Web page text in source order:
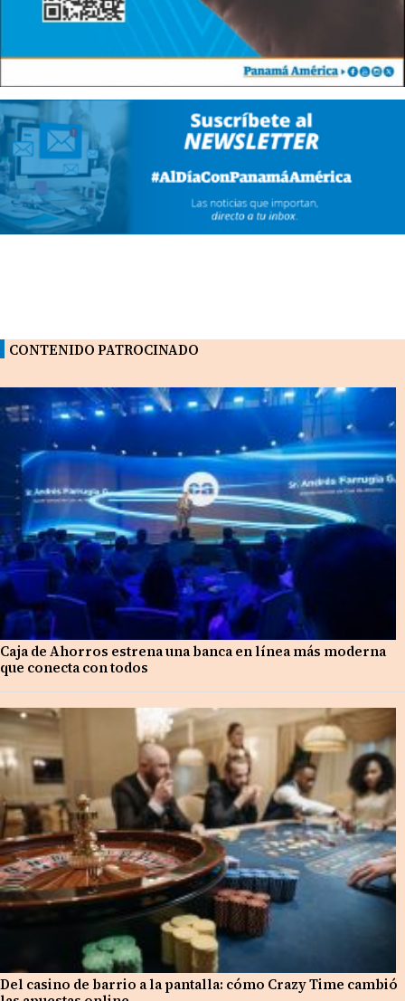
CONTENIDO PATROCINADO
Caja de Ahorros estrena una banca en línea más moderna
que conecta con todos
Del casino de barrio a la pantalla: cómo Crazy Time cambió